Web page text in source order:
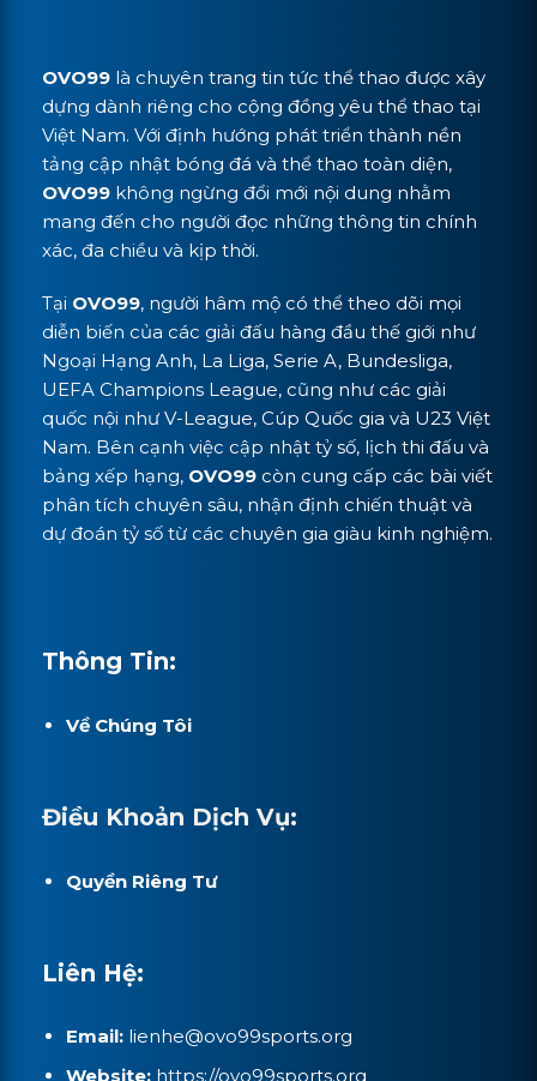
OVO99 là chuyên trang tin tức thể thao được xây
dựng dành riêng cho cộng đồng yêu thể thao tại
Việt Nam. Với định hướng phát triển thành nền
tảng cập nhật bóng đá và thể thao toàn diện,
OVO99 không ngừng đổi mới nội dung nhằm
mang đến cho người đọc những thông tin chính
xác, đa chiều và kịp thời.
Tại OVO99, người hâm mộ có thể theo dõi mọi
diễn biến của các giải đấu hàng đầu thế giới như
Ngoại Hạng Anh, La Liga, Serie A, Bundesliga,
UEFA Champions League, cũng như các giải
quốc nội như V-League, Cúp Quốc gia và U23 Việt
Nam. Bên cạnh việc cập nhật tỷ số, lịch thi đấu và
bảng xếp hạng, OVO99 còn cung cấp các bài viết
phân tích chuyên sâu, nhận định chiến thuật và
dự đoán tỷ số từ các chuyên gia giàu kinh nghiệm.
Thông Tin:
Về Chúng Tôi
Điều Khoản Dịch Vụ:
Quyền Riêng Tư
Liên Hệ:
Email: lienhe@ovo99sports.org
Website: https://ovo99sports.org